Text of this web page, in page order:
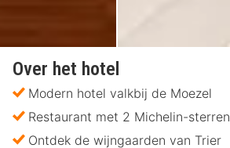
Over het hotel
Modern hotel valkbij de Moezel
Restaurant met 2 Michelin-sterren
Ontdek de wijngaarden van Trier